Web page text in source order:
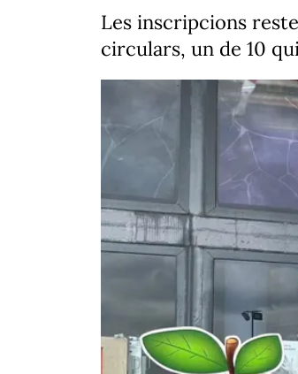
Les inscripcions
circulars, un de 10